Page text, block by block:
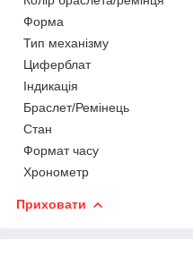
Форма
Тип механізму
Циферблат
Індикація
Браслет/Ремінець
Стан
Формат часу
Хронометр
Приховати